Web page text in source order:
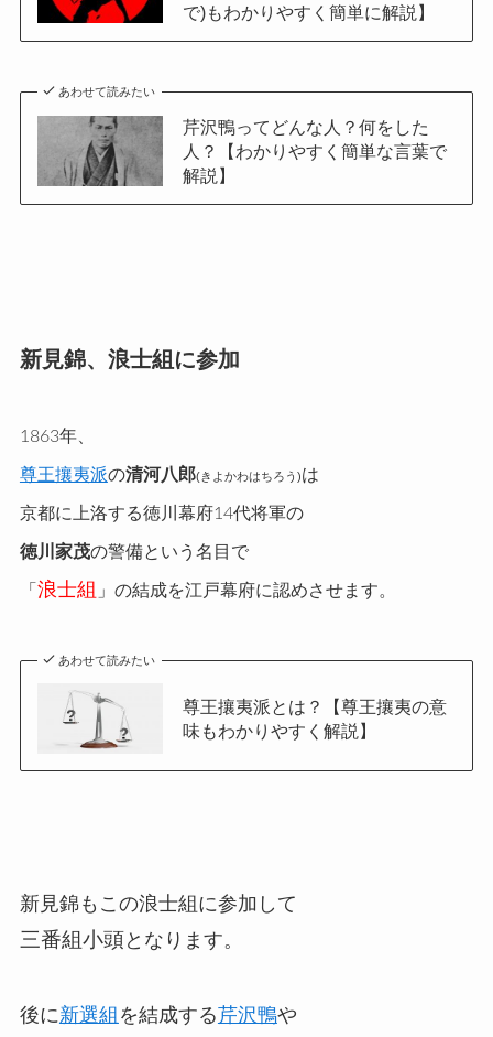
で)もわかりやすく簡単に解説】
あわせて読みたい
芹沢鴨ってどんな人？何をした
人？【わかりやすく簡単な言葉で
解説】
新見錦、浪士組に参加
1863年、
尊王攘夷派の清河八郎(きよかわはちろう)は
京都に上洛する徳川幕府14代将軍の
徳川家茂の警備という名目で
「 浪士組 」の結成を江戸幕府に認めさせます。
あわせて読みたい
尊王攘夷派とは？【尊王攘夷の意
味もわかりやすく解説】
新見錦もこの浪士組に参加して
三番組小頭となります。
後に新選組 を結成する芹沢鴨や